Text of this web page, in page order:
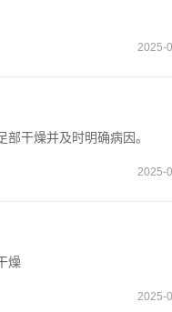
2025-
干燥并及时明确病因。
2025-
燥
2025-